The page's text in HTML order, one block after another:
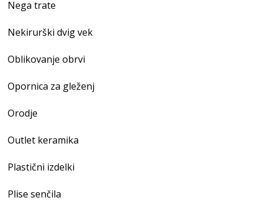
Nega trate
Nekirurški dvig vek
Oblikovanje obrvi
Opornica za gleženj
Orodje
Outlet keramika
Plastični izdelki
Plise senčila